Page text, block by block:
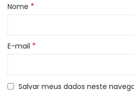
Nome *
E-mail *
Salvar meus dados neste